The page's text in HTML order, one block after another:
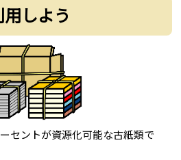
しよう
セントが資源化可能な古紙類で